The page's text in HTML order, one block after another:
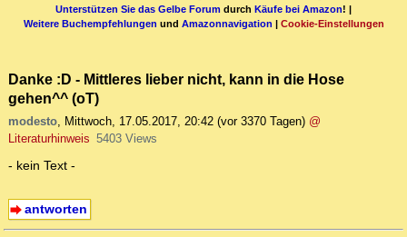
Unterstützen Sie das Gelbe Forum durch Käufe bei Amazon! |
Weitere Buchempfehlungen und Amazonnavigation | Cookie-Einstellungen
Danke :D - Mittleres lieber nicht, kann in die Hose
gehen^^ (oT)
modesto, Mittwoch, 17.05.2017, 20:42 (vor 3370 Tagen) @
Literaturhinweis 5403 Views
- kein Text -
antworten